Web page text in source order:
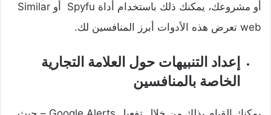
أو مشروعك، يمكنك ذلك باستخدام أداة Spyfu أو Similar
web تعرض هذه الأدوات أبرز المنافسين لك.
إعداد التنبيهات حول العلامة التجارية
الخاصة بالمنافسين